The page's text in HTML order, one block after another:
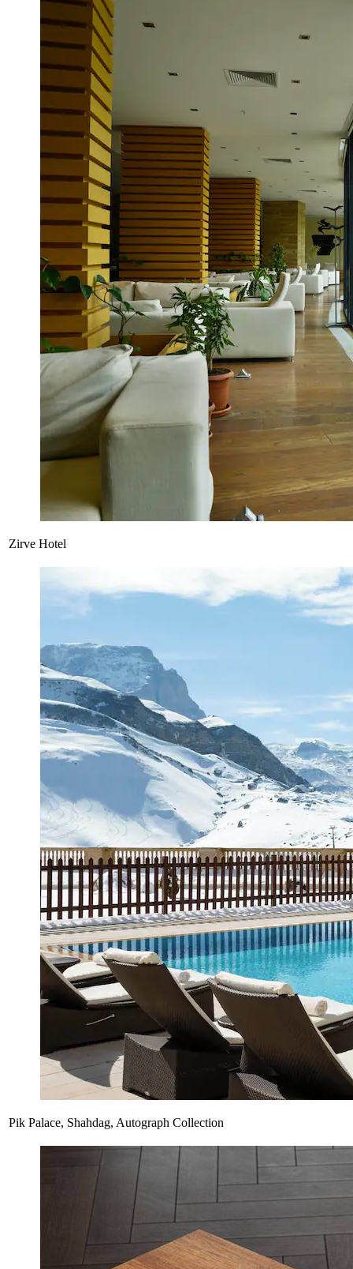
Zirve Hotel
Pik Palace, Shahdag, Autograph Collection